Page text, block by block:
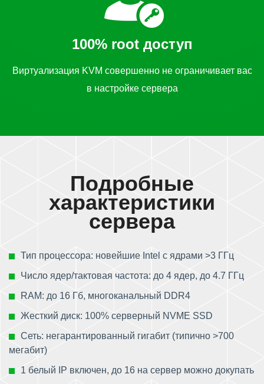
100% root доступ
Виртуализация KVM совершенно не ограничивает вас
в настройке сервера
Подробные
характеристики
сервера
Тип процессора: новейшие Intel с ядрами >3 ГГц
Число ядер/тактовая частота: до 4 ядер, до 4.7 ГГц
RAM: до 16 Гб, многоканальный DDR4
Жесткий диск: 100% серверный NVME SSD
Сеть: негарантированный гигабит (типично >700
мегабит)
1 белый IP включен, до 16 на сервер можно докупать